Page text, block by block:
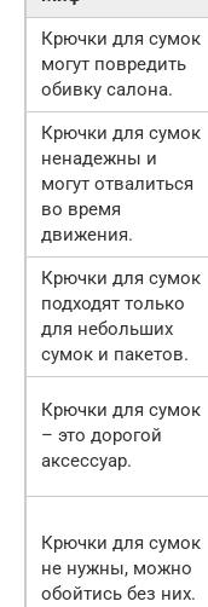
Крючки для сумок
могут повредить
обивку салона.
Крючки для сумок
ненадежны и
могут отвалиться
во время
движения.
Крючки для сумок
подходят только
для небольших
сумок и пакетов.
Крючки для сумок
– это дорогой
аксессуар.
Крючки для сумок
не нужны, можно
обойтись без них.